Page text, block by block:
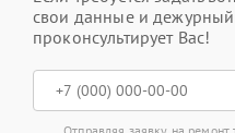
свои данные и дежурный
проконсультирует Вас!